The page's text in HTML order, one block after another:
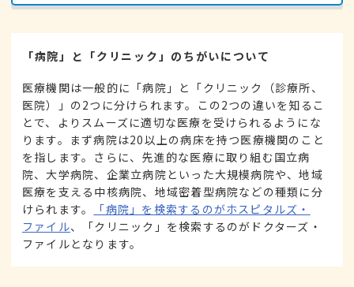
「病院」と「クリニック」のちがいについて
医療機関は一般的に「病院」と「クリニック（診療所、
医院）」の2つに分けられます。この2つの違いを知るこ
とで、よりスムーズに適切な医療を受けられるようにな
ります。まず病院は20以上の病床を持つ医療機関のこと
を指します。さらに、先進的な医療に取り組む国立病
院、大学病院、企業立病院といった大規模病院や、地域
医療を支える中核病院、地域密着型病院などの種類に分
けられます。
「病院」を検索するのがホスピタルズ・
ファイル、「クリニック」を検索するのがドクターズ・
ファイルとなります。